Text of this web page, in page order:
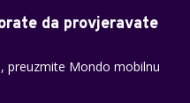
da provjeravate
preuzmite Mondo mobilnu